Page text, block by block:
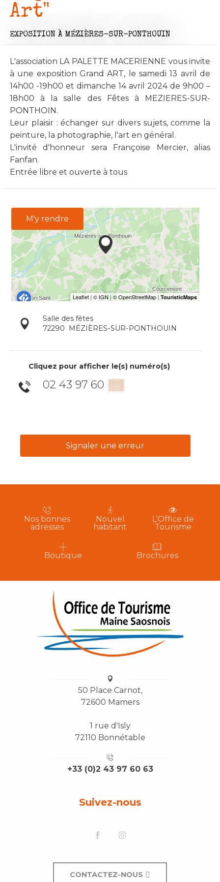
Art"
EXPOSITION À MÉZIÈRES-SUR-PONTHOUIN
L'association LA PALETTE MACERIENNE vous invite
à une exposition Grand ART, le samedi 13 avril de
14h00 -19h00 et dimanche 14 avril 2024 de 9h00 –
18h00 à la salle des Fêtes à MEZIERES-SUR-
PONTHOIN.
Leur plaisir : échanger sur divers sujets, comme la
peinture, la photographie, l'art en général.
L'invité d'honneur sera Françoise Mercier, alias
Fanfan.
Entrée libre et ouverte à tous
M'y rendre
Salle des fêtes
72290
MÉZIÈRES-SUR-PONTHOUIN
Cliquez pour afficher le(s) numéro(s)
02 43 97 60 ▒▒
Signaler une erreur
Nos bonnes
adresses
Nouvel
habitant
L’Office de
Tourisme
Boutique Brochures
50 Place Carnot,
72600 Mamers
1 rue d'Isly
72110 Bonnétable
+33 (0)2 43 97 60 63
Suivez-nous
CONTACTEZ-NOUS